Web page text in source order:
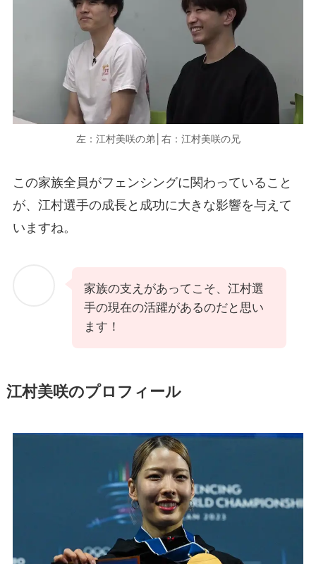
左：江村美咲の弟│右：江村美咲の兄
この家族全員がフェンシングに関わっていること
が、江村選手の成長と成功に大きな影響を与えて
いますね。
家族の支えがあってこそ、江村選
手の現在の活躍があるのだと思い
ます！
江村美咲のプロフィール